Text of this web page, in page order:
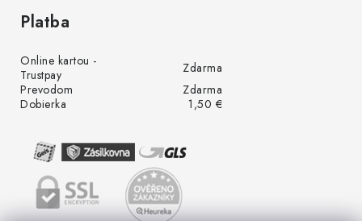
Platba
Online kartou -
Trustpay
Zdarma
Prevodom
Zdarma
Dobierka
1,50 €